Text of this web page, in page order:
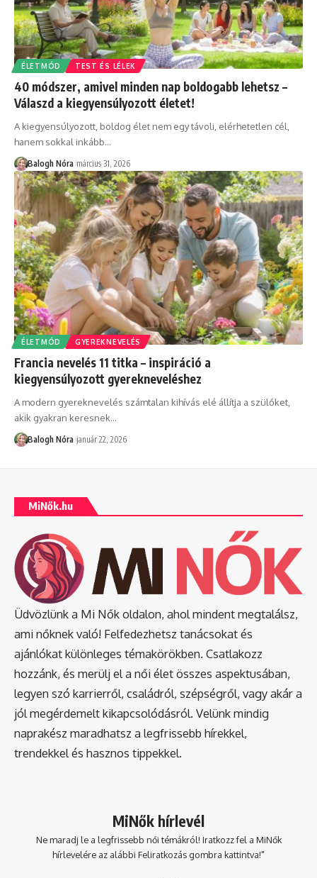
ÉLETMÓD TEST ÉS LÉLEK
40 módszer, amivel minden nap boldogabb lehetsz –
Válaszd a kiegyensúlyozott életet!
A kiegyensúlyozott, boldog élet nem egy távoli, elérhetetlen cél,
hanem sokkal inkább…
Balogh Nóra március 31, 2026
ÉLETMÓD GYEREKNEVELÉS
Francia nevelés 11 titka – inspiráció a
kiegyensúlyozott gyerekneveléshez
A modern gyereknevelés számtalan kihívás elé állítja a szülőket,
akik gyakran keresnek…
Balogh Nóra január 22, 2026
MiNők.hu
Üdvözlünk a Mi Nők oldalon, ahol mindent megtalálsz,
ami nőknek való! Felfedezhetsz tanácsokat és
ajánlókat különleges témakörökben. Csatlakozz
hozzánk, és merülj el a női élet összes aspektusában,
legyen szó karrierről, családról, szépségről, vagy akár a
jól megérdemelt kikapcsolódásról. Velünk mindig
naprakész maradhatsz a legfrissebb hírekkel,
trendekkel és hasznos tippekkel.
MiNők hírlevél
Ne maradj le a legfrissebb női témákról! Iratkozz fel a MiNők
hírlevelére az alábbi Feliratkozás gombra kattintva!"